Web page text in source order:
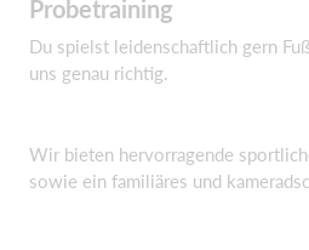
Probetraining
Du spielst leidenschaftlich gern
uns genau richtig.
Wir bieten hervorragende
sowie ein familiäres und